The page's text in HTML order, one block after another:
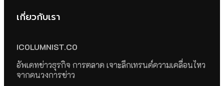
เกี่ยวกับเรา
ICOLUMNIST.CO
อัพเดทข่าวธุรกิจ การตลาด เจาะลึกเทรนด์ความเคลื่อนไหว
จากคนวงการข่าว